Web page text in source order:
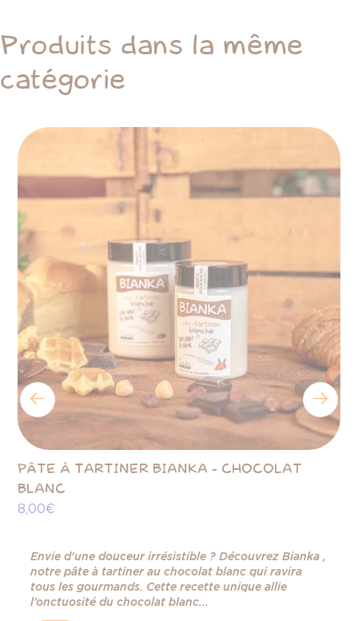
Produits dans la même
catégorie
PÂTE À TARTINER BIANKA - CHOCOLAT
BLANC
8,00 €
Envie d'une douceur irrésistible ? Découvrez Bianka ,
notre pâte à tartiner au chocolat blanc qui ravira
tous les gourmands. Cette recette unique allie
l’onctuosité du chocolat blanc...